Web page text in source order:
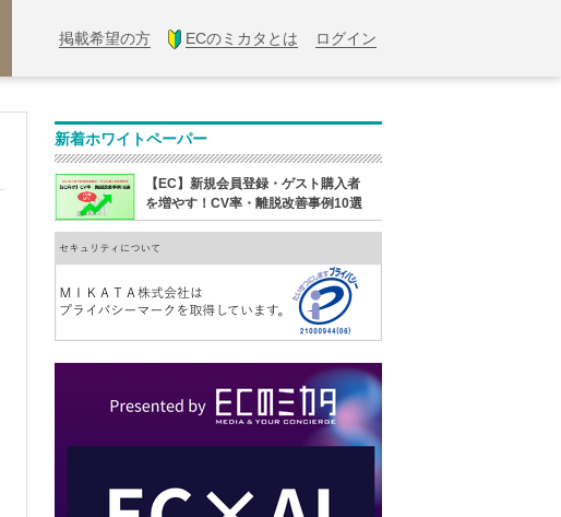
掲載希望の方 ECのミカタとは ログイン
新着ホワイトペーパー
【EC】新規会員登録・ゲスト購入者
を増やす！CV率・離脱改善事例10選